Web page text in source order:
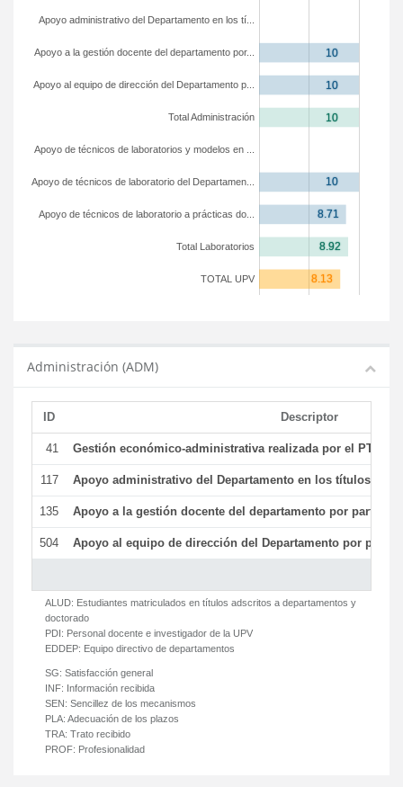
TOTAL UPV
Total Laboratorios
Apoyo de técnicos de laboratorio a prácticas do...
Apoyo de técnicos de laboratorio del Departamen...
Apoyo de técnicos de laboratorios y modelos en ...
Total Administración
Apoyo al equipo de dirección del Departamento p...
Apoyo a la gestión docente del departamento por...
Apoyo administrativo del Departamento en los tí...
Administración (ADM)
ID Descriptor
41 Gestión económico-administrativa realizada por el PTGAS
117 Apoyo administrativo del Departamento en los títulos de
135 Apoyo a la gestión docente del departamento por parte
504 Apoyo al equipo de dirección del Departamento por parte
ALUD: Estudiantes matriculados en títulos adscritos a departamentos y
doctorado
PDI: Personal docente e investigador de la UPV
EDDEP: Equipo directivo de departamentos
SG: Satisfacción general
INF: Información recibida
SEN: Sencillez de los mecanismos
PLA: Adecuación de los plazos
TRA: Trato recibido
PROF: Profesionalidad